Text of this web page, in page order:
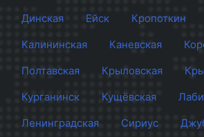
Динская
Ейск Кропоткин
Калининская
Каневская
Полтавская
Крыловская
Курганинск
Кущёвская
Ленинградская
Сириус